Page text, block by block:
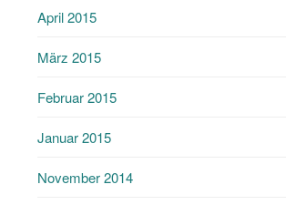
April 2015
März 2015
Februar 2015
Januar 2015
November 2014